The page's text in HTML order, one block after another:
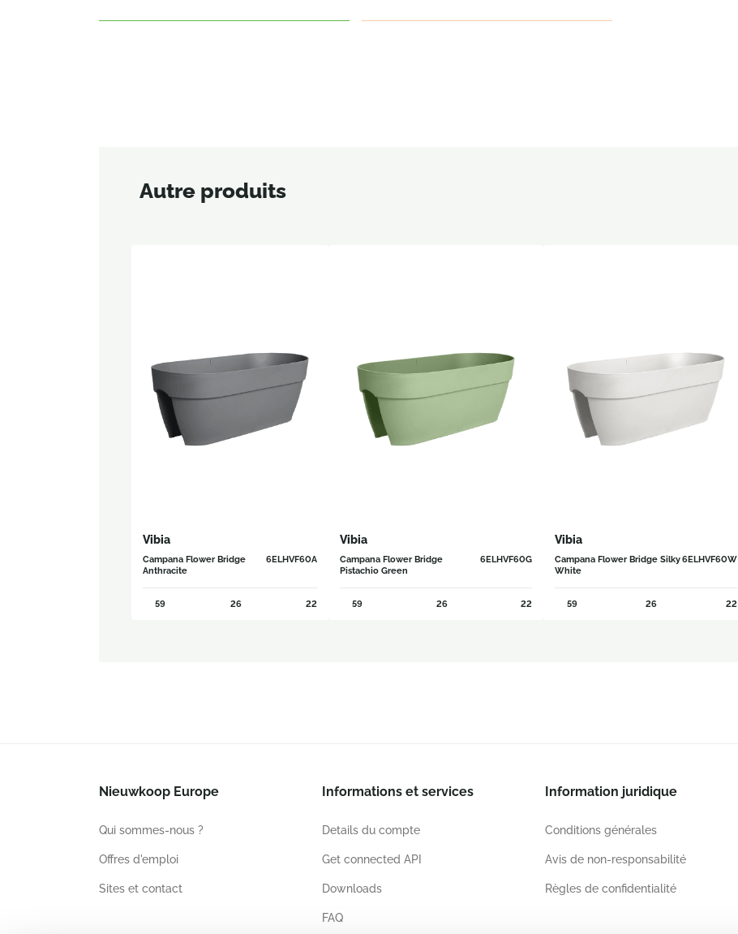
Autre produits
Vibia
Campana Flower Bridge
Anthracite
6ELHVF60A
59 26 22
Vibia
Campana Flower Bridge
Pistachio Green
6ELHVF60G
59 26 22
Vibia
Campana Flower Bridge Silky
White
6ELHVF60W
59 26 22
Nieuwkoop Europe
Qui sommes-nous ?
Offres d'emploi
Sites et contact
Informations et services
Details du compte
Get connected API
Downloads
FAQ
Information juridique
Conditions générales
Avis de non-responsabilité
Règles de confidentialité